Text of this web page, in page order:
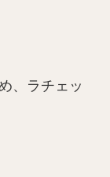
、ラチェッ